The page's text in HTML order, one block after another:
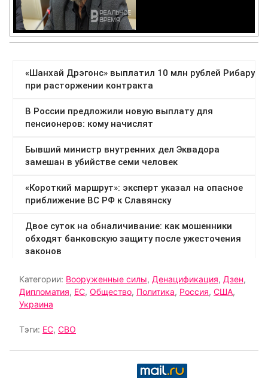
Категории: Вооруженные силы, Денацификация, Дзен,
Дипломатия, ЕС, Общество, Политика, Россия, США,
Украина
Тэги: ЕС, СВО